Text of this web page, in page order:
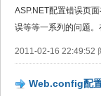
ASP.NET配置错误页
误等等一系列的问题
2011-02-16 22:49:52
Web.config配